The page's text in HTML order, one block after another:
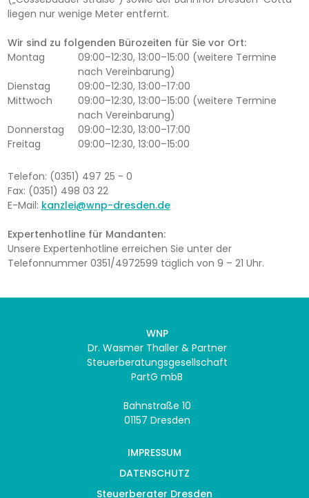
liegen nur wenige Meter entfernt.
Wir sind zu folgenden Bürozeiten für Sie vor Ort:
Montag
09:00–12:30, 13:00–15:00 (weitere Termine
nach Vereinbarung)
Dienstag
09:00–12:30, 13:00–17:00
Mittwoch
09:00–12:30, 13:00–15:00 (weitere Termine
nach Vereinbarung)
Donnerstag
09:00–12:30, 13:00–17:00
Freitag
09:00–12:30, 13:00–15:00
Telefon: (0351) 497 25 - 0
Fax: (0351) 498 03 22
E-Mail: kanzlei@wnp-dresden.de
Expertenhotline für Mandanten:
Unsere Expertenhotline erreichen Sie unter der
Telefonnummer 0351/4972599 täglich von 9 – 21 Uhr.
WNP
Dr. Wasmer Thaller & Partner
Steuerberatungsgesellschaft
PartG mbB
Bahnstraße 10
01157 Dresden
IMPRESSUM
DATENSCHUTZ
Steuerberater Dresden